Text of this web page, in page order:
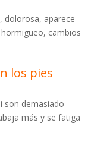
dolorosa, aparece
cambios
los pies
son demasiado
más y se fatiga